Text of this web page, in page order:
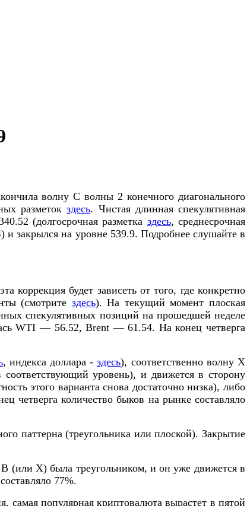
волну С волны 2 конечного диагонального
разметокздесь. Чистая длинная спекулятивная
(долгосрочная разметка здесь, среднесрочная
закрылся на уровне 539.9. Подробнее слушайте в
коррекция будет зависеть от того, где конкретно
(смотрите здесь). На текущий момент плоская
спекулятивных позиций на прошедшей неделе
WTI — 56.52, Brent — 61.54. На конец четверга
, индекса доллара -здесь), соответственно волну Х
уровень), и движется в сторону
этого варианта снова достаточно низка), либо
четверга количество быков на рынке составляло
паттерна (треугольника или плоской). Закрытие
(или Х) была треугольником, и он уже движется в
77%.
самая популярная криптовалюта вырастет в пятой